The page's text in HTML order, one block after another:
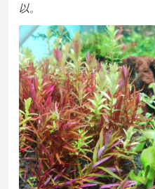
以。